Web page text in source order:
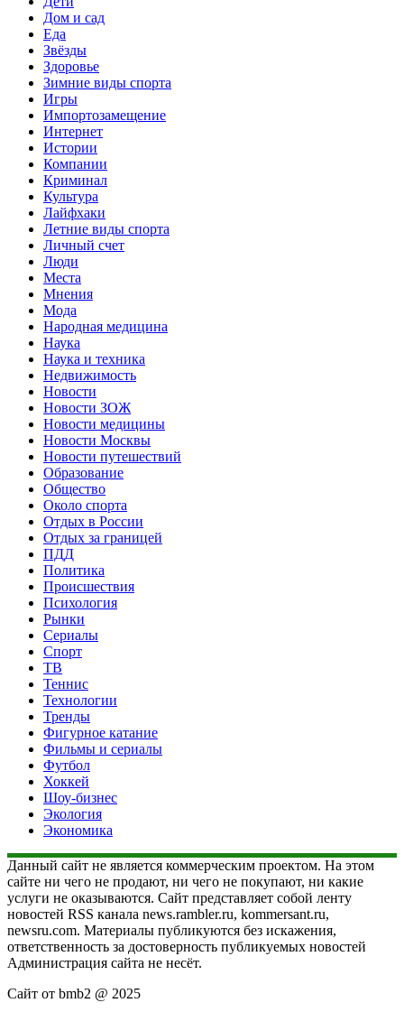
Дом и сад
Еда
Звёзды
Здоровье
Зимние виды спорта
Игры
Импортозамещение
Интернет
Истории
Компании
Криминал
Культура
Лайфхаки
Летние виды спорта
Личный счет
Люди
Места
Мнения
Мода
Народная медицина
Наука
Наука и техника
Недвижимость
Новости
Новости ЗОЖ
Новости медицины
Новости Москвы
Новости путешествий
Образование
Общество
Около спорта
Отдых в России
Отдых за границей
ПДД
Политика
Происшествия
Психология
Рынки
Сериалы
Спорт
ТВ
Теннис
Технологии
Тренды
Фигурное катание
Фильмы и сериалы
Футбол
Хоккей
Шоу-бизнес
Экология
Экономика
Данный сайт не является коммерческим проектом. На этом
сайте ни чего не продают, ни чего не покупают, ни какие
услуги не оказываются. Сайт представляет собой ленту
новостей RSS канала news.rambler.ru, kommersant.ru,
newsru.com. Материалы публикуются без искажения,
ответственность за достоверность публикуемых новостей
Администрация сайта не несёт.
Сайт от bmb2 @ 2025